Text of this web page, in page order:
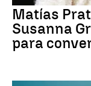
Matías
Susanna
para